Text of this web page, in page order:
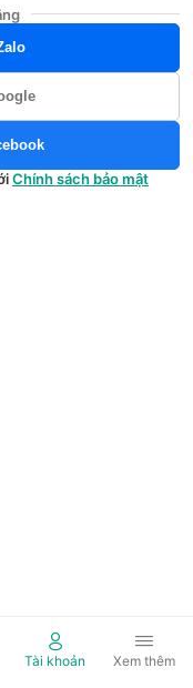
Chính sách bảo mật
Tài khoản Xem thêm